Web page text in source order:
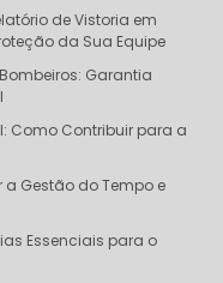
de Vistoria em
da Sua Equipe
Garantia
Como Contribuir para a
Gestão do Tempo e
Essenciais para o